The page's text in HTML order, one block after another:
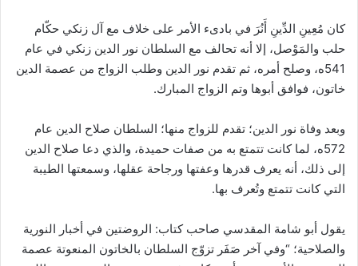
كان مُعِينِ الدِّينِ أَنُرَ في بادىء الأمر على خلاف مع آل زنكي حكّام
حلب والمَوْصل، إلا أنه تحالف مع السلطان نور الدين زنكي في عام
541ه، وصلح أمره، ثم تقدم نور الدين وطلب الزواج من عصمة الدين
خاتون، فوافق أبوها وتم الزواج المبارك.
وبعد وفاة نور الدين؛ تقدم للزواج منها؛ السلطان صلاح الدين عام
572ه، لما كانت تتمتع به من صفات حميدة، والذي دعا صلاح الدين
إلى ذلك، أنه يعرف قدرها وعفتها ورجاحة عقلها، وسمعتها الطيبة
التي كانت تتمتع وتُعرف بها.
يقول أبو شامة المقدسي صاحب كتاب: الروضتين في أخبار النورية
والصلاحية؛ “وفي آخر صَفَر تزوّج السلطان بالخاتون المنعوتة عصمة